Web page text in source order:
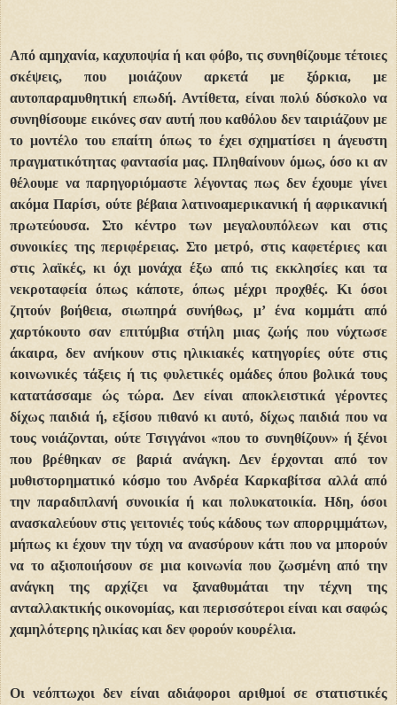
Από αμηχανία, καχυποψία ή και φόβο, τις συνηθίζουμε τέτοιες
σκέψεις, που μοιάζουν αρκετά με ξόρκια, με
αυτοπαραμυθητική επωδή. Αντίθετα, είναι πολύ δύσκολο να
συνηθίσουμε εικόνες σαν αυτή που καθόλου δεν ταιριάζουν με
το μοντέλο του επαίτη όπως το έχει σχηματίσει η άγευστη
πραγματικότητας φαντασία μας. Πληθαίνουν όμως, όσο κι αν
θέλουμε να παρηγοριόμαστε λέγοντας πως δεν έχουμε γίνει
ακόμα Παρίσι, ούτε βέβαια λατινοαμερικανική ή αφρικανική
πρωτεύουσα. Στο κέντρο των μεγαλουπόλεων και στις
συνοικίες της περιφέρειας. Στο μετρό, στις καφετέριες και
στις λαϊκές, κι όχι μονάχα έξω από τις εκκλησίες και τα
νεκροταφεία όπως κάποτε, όπως μέχρι προχθές. Κι όσοι
ζητούν βοήθεια, σιωπηρά συνήθως, μ’ ένα κομμάτι από
χαρτόκουτο σαν επιτύμβια στήλη μιας ζωής που νύχτωσε
άκαιρα, δεν ανήκουν στις ηλικιακές κατηγορίες ούτε στις
κοινωνικές τάξεις ή τις φυλετικές ομάδες όπου βολικά τους
κατατάσσαμε ώς τώρα. Δεν είναι αποκλειστικά γέροντες
δίχως παιδιά ή, εξίσου πιθανό κι αυτό, δίχως παιδιά που να
τους νοιάζονται, ούτε Τσιγγάνοι «που το συνηθίζουν» ή ξένοι
που βρέθηκαν σε βαριά ανάγκη. Δεν έρχονται από τον
μυθιστορηματικό κόσμο του Ανδρέα Καρκαβίτσα αλλά από
την παραδιπλανή συνοικία ή και πολυκατοικία. Ηδη, όσοι
ανασκαλεύουν στις γειτονιές τούς κάδους των απορριμμάτων,
μήπως κι έχουν την τύχη να ανασύρουν κάτι που να μπορούν
να το αξιοποιήσουν σε μια κοινωνία που ζωσμένη από την
ανάγκη της αρχίζει να ξαναθυμάται την τέχνη της
ανταλλακτικής οικονομίας, και περισσότεροι είναι και σαφώς
χαμηλότερης ηλικίας και δεν φορούν κουρέλια.
Οι νεόπτωχοι δεν είναι αδιάφοροι αριθμοί σε στατιστικές